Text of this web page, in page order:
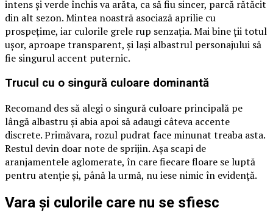
intens și verde închis va arăta, ca să fiu sincer, parcă rătăcit
din alt sezon. Mintea noastră asociază aprilie cu
prospețime, iar culorile grele rup senzația. Mai bine ții totul
ușor, aproape transparent, și lași albastrul personajului să
fie singurul accent puternic.
Trucul cu o singură culoare dominantă
Recomand des să alegi o singură culoare principală pe
lângă albastru și abia apoi să adaugi câteva accente
discrete. Primăvara, rozul pudrat face minunat treaba asta.
Restul devin doar note de sprijin. Așa scapi de
aranjamentele aglomerate, în care fiecare floare se luptă
pentru atenție și, până la urmă, nu iese nimic în evidență.
Vara și culorile care nu se sfiesc